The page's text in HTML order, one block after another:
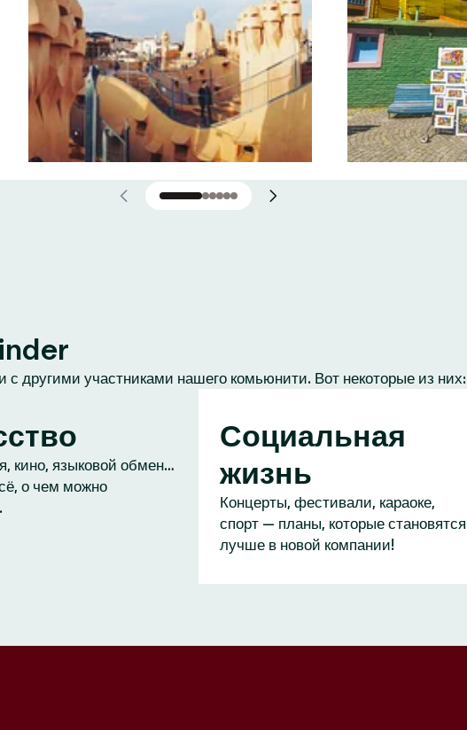
другими участниками нашего комьюнити. Вот некоторые из них:
кино, языковой обмен…
о чем можно
Социальная
жизнь
Концерты, фестивали, караоке,
спорт — планы, которые становятся
лучше в новой компании!